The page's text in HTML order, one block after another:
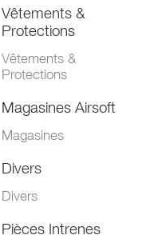
Vêtements &
Protections
Vêtements &
Protections
Magasines Airsoft
Magasines
Divers
Divers
Pièces Intrenes